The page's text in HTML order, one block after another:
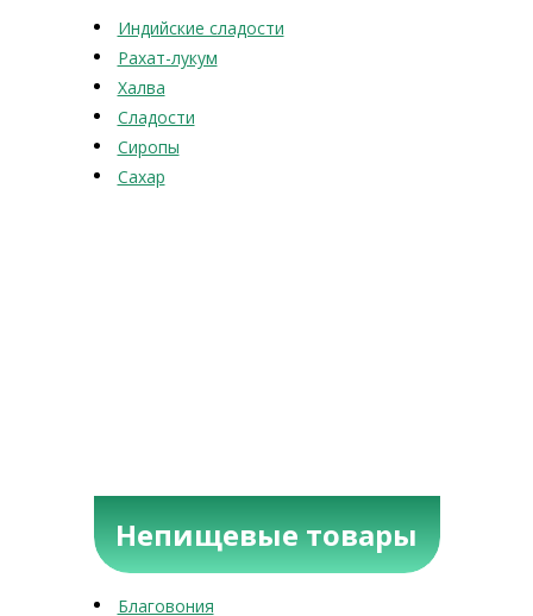
Индийские сладости
Рахат-лукум
Халва
Сладости
Сиропы
Сахар
Непищевые товары
Благовония